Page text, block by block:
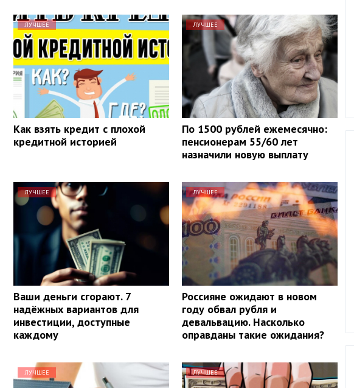
ЛУЧШЕЕ
Как взять кредит с плохой
кредитной историей
ЛУЧШЕЕ
По 1500 рублей ежемесячно:
пенсионерам 55/60 лет
назначили новую выплату
ЛУЧШЕЕ
Ваши деньги сгорают. 7
надёжных вариантов для
инвестиции, доступные
каждому
ЛУЧШЕЕ
Россияне ожидают в новом
году обвал рубля и
девальвацию. Насколько
оправданы такие ожидания?
ЛУЧШЕЕ ЛУЧШЕЕ